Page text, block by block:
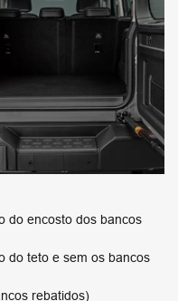
do encosto dos bancos
do teto e sem os bancos
rebatidos)